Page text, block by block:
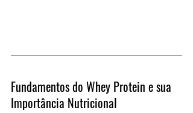
Fundamentos do Whey Protein e sua
Importância Nutricional